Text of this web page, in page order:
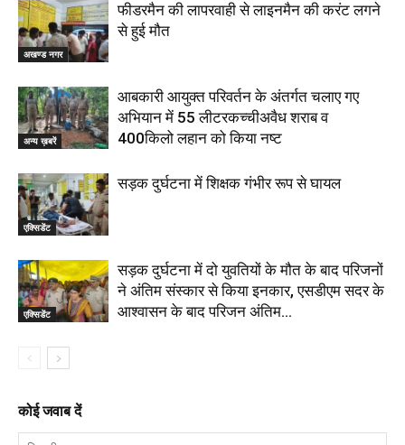
अखण्ड नगर
फीडरमैन की लापरवाही से लाइनमैन की करंट लगने
से हुई मौत
अन्य ख़बरें
आबकारी आयुक्त परिवर्तन के अंतर्गत चलाए गए
अभियान में 55 लीटरकच्चीअवैध शराब व
400किलो लहान को किया नष्ट
एक्सिडेंट
सड़क दुर्घटना में शिक्षक गंभीर रूप से घायल
एक्सिडेंट
सड़क दुर्घटना में दो युवतियों के मौत के बाद परिजनों
ने अंतिम संस्कार से किया इनकार, एसडीएम सदर के
आश्वासन के बाद परिजन अंतिम...
कोई जवाब दें